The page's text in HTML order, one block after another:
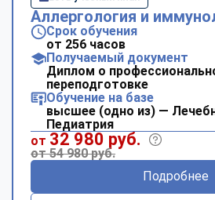
Аллергология и
Срок обучения
от 256 часов
Получаемый документ
Диплом о
переподготовке
Обучение на базе
высшее (одно из) —
Педиатрия
от 32 980 руб.
от 54 980 руб.
Подробнее